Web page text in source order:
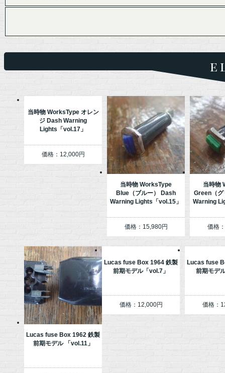
当時物 WorksType オレン
ジ Dash Warning
Lights「vol.17」
価格：12,000円
当時物 WorksType
Blue（ブルー） Dash
Warning Lights「vol.15」
価格：15,980円
当時物
Green（グ
Warning
価格
Lucas fuse Box 1962 鉄製
前期モデル 「vol.11」
Lucas fuse Box 1964 鉄製
前期モデル「vol.7」
価格：12,000円
Lucas fuse
前期モデ
価格：